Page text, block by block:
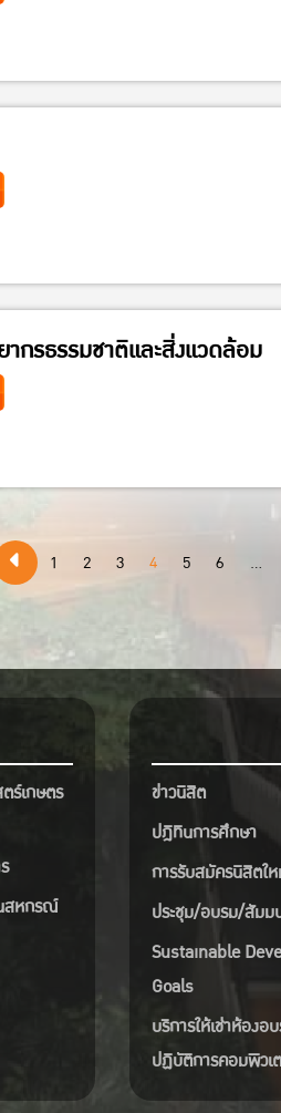
กรธรรมชาติและสิ่งแวดล้อม
1 2 3 4 5 6 ...
ร์เกษตร
สหกรณ์
ข่าวนิสิต
ปฎิทินการศึกษา
การรับสมัครนิสิตใ
ประชุม/อบรม/สัมม
Sustainable
Goals
บริการให้เช่าห้องอ
ปฏิบัติการคอมพิวเ